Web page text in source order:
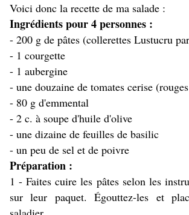
Voici donc la recette de ma salade :
Ingrédients pour 4 personnes :
- 200 g de pâtes (collerettes Lustucru
- 1 courgette
- 1 aubergine
- une douzaine de tomates cerise
- 80 g d'emmental
- 2 c. à soupe d'huile d'olive
- une dizaine de feuilles de basilic
- un peu de sel et de poivre
Préparation :
1 - Faites cuire les pâtes selon les
sur leur paquet. Égouttez-les et